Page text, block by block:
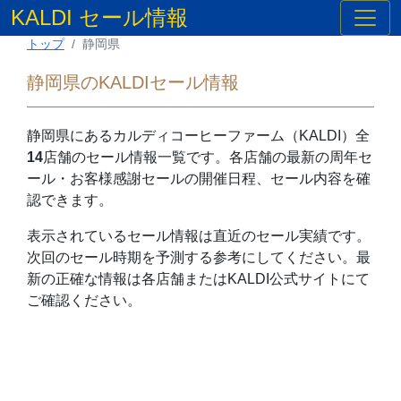
KALDI セール情報
トップ 静岡県
静岡県のKALDIセール情報
静岡県にあるカルディコーヒーファーム（KALDI）全
14店舗のセール情報一覧です。各店舗の最新の周年セ
ール・お客様感謝セールの開催日程、セール内容を確
認できます。
表示されているセール情報は直近のセール実績です。
次回のセール時期を予測する参考にしてください。最
新の正確な情報は各店舗またはKALDI公式サイトにて
ご確認ください。